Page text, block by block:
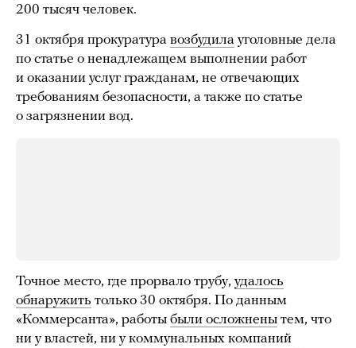
200 тысяч человек.
31 октября прокуратура возбудила уголовные дела
по статье о ненадлежащем выполнении работ
и оказании услуг гражданам, не отвечающих
требованиям безопасности, а также по статье
о загрязнении вод.
Точное место, где прорвало трубу, удалось
обнаружить только 30 октября. По данным
«Коммерсанта», работы были осложнены тем, что
ни у властей, ни у коммунальных компаний